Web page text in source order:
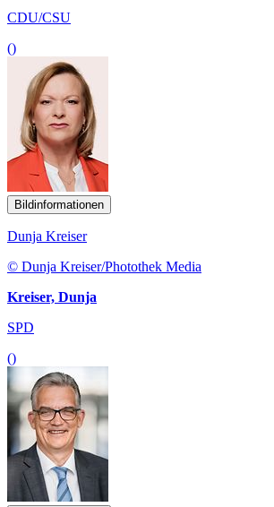
CDU/CSU
()
Bildinformationen
Dunja Kreiser
© Dunja Kreiser/Photothek Media
Kreiser, Dunja
SPD
()